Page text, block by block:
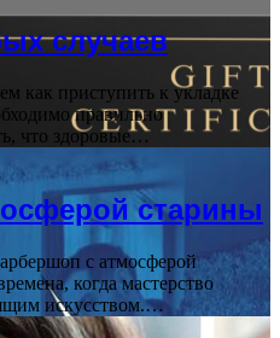
случаев
как приступить к укладке
правильно
что здоровые…
старины
с атмосферой
когда мастерство
искусством.…